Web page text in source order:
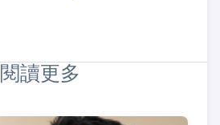
閱讀更多